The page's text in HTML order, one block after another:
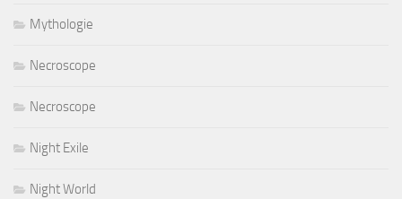
Mythologie
Necroscope
Necroscope
Night Exile
Night World